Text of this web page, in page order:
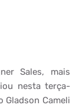
Sales, mais
nesta terça-
Gladson Cameli